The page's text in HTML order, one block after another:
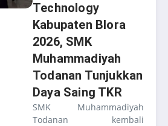
Technology
Kabupaten Blora
2026, SMK
Muhammadiyah
Todanan Tunjukkan
Daya Saing TKR
SMK Muhammadiyah
Todanan kembali